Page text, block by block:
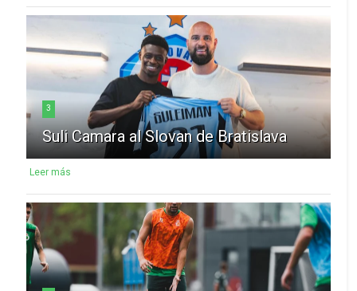
3
Suli Camara al Slovan de Bratislava
Leer más